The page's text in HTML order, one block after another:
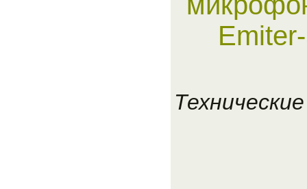
Технические